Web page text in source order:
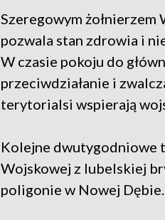
Szeregowym
pozwala stan zdrowia i
W czasie pokoju do
przeciwdziałanie i
terytorialsi wspierają
Kolejne dwutygodniowe
Wojskowej z lubelskiej
poligonie w Nowej Dębie.